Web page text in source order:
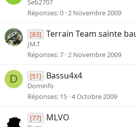
Seb2707
Réponses 0 2 Novembre 2009
[83] Terrain Team sainte
JM.T
Réponses 7 2 Novembre 2009
D [51] Bassu4x4
Dominfo
Réponses 15 4 Octobre 2009
[77] MLVO